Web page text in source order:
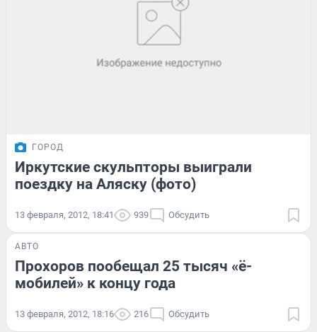
ГОРОД
Иркутские скульпторы выиграли
поездку на Аляску (фото)
13 февраля, 2012, 18:41 939 Обсудить
АВТО
Прохоров пообещал 25 тысяч «ё-
мобилей» к концу года
13 февраля, 2012, 18:16 216 Обсудить